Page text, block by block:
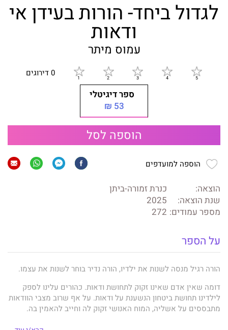
לגדול ביחד- הורות בעידן אי
ודאות
עמוס מיתר
0 דירוגים
ספר דיגיטלי
53 ₪
הוספה לסל
הוספה למועדפים
הוצאה:
כנרת זמורה-ביתן
שנת הוצאה:
2025
מספר עמודים: 272
על הספר
הורה רגיל מנסה לשנות את ילדיו, הורה נדיר בוחר לשנות את עצמו.
דומה שאין אדם שאינו זקוק לתחושת ודאות. כהורים עלינו לספק
לילדינו תחושת ביטחון הנשענת על ודאות. על אף שרוב מצבי הוודאות
מתבססים על אשליה, המוח האנושי זקוק לה וחייב להאמין בה.
אנחנו חיים בעידן של שינויים המתחוללים בקצב מהיר. היכולת